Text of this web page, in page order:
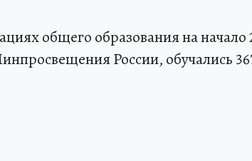
общего образования на начало
России, обучались